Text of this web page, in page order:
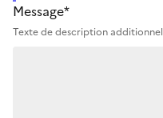
Message*
Texte de description additionnel